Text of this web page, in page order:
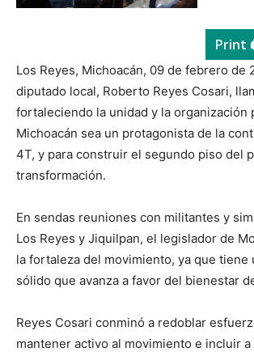
Print
Los Reyes, Michoacán, 09 de febrero de
diputado local, Roberto Reyes Cosari,
fortaleciendo la unidad y la organización
Michoacán sea un protagonista de la
4T, y para construir el segundo piso del
transformación.
En sendas reuniones con militantes y
Los Reyes y Jiquilpan, el legislador de
la fortaleza del movimiento, ya que tiene
sólido que avanza a favor del bienestar
Reyes Cosari conminó a redoblar
mantener activo al movimiento e incluir